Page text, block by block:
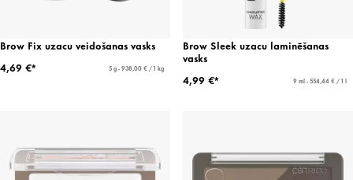
Brow Fix uzacu veidošanas vasks
4,69 €*
5 g - 938,00 € / 1 kg
Brow Sleek uzacu laminēšanas
vasks
4,99 €*
9 ml - 554,44 € / 1 l